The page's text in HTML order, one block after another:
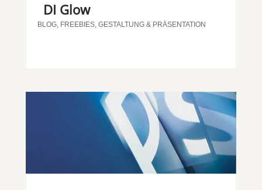
DI Glow
BLOG, FREEBIES, GESTALTUNG & PRÄSENTATION